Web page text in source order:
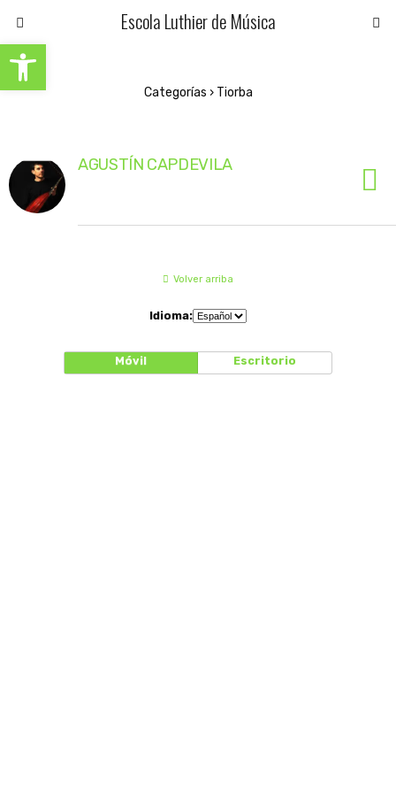
Escola Luthier de Música
Categorías ›Tiorba
AGUSTÍN CAPDEVILA
Abrir barra de herramientas
Volver arriba
Idioma:
Móvil Escritorio